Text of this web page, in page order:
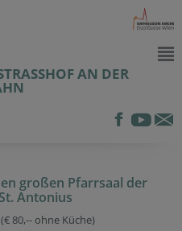
AN DER
großen Pfarrsaal der
Antonius
80,-- ohne Küche)